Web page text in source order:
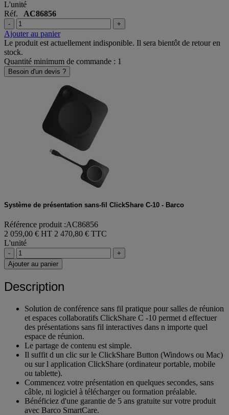
L'unité
Réf. AC86856
- +
Ajouter au panier
Le produit est actuellement indisponible. Il sera bientôt de retour en
stock.
Quantité minimum de commande : 1
Besoin d'un devis ?
Système de présentation sans-fil ClickShare C-10 - Barco
Référence produit :AC86856
2 059,00 € HT 2 470,80 € TTC
L'unité
-
+
Ajouter au panier
Description
Solution de conférence sans fil pratique pour salles de réunion
et espaces collaboratifs ClickShare C -10 permet d effectuer
des présentations sans fil interactives dans n importe quel
espace de réunion.
Le partage de contenu est simple.
Il suffit d un clic sur le ClickShare Button (Windows ou Mac)
ou sur l application ClickShare (ordinateur portable, mobile
ou tablette).
Commencez votre présentation en quelques secondes, sans
câble, ni logiciel à télécharger ou formation préalable.
Bénéficiez d'une garantie de 5 ans gratuite sur votre produit
avec Barco SmartCare.